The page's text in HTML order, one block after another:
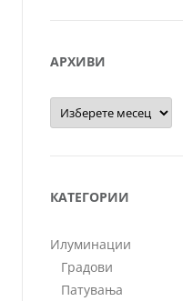
АРХИВИ
Архиви
КАТЕГОРИИ
Илуминации
Градови
Патувања